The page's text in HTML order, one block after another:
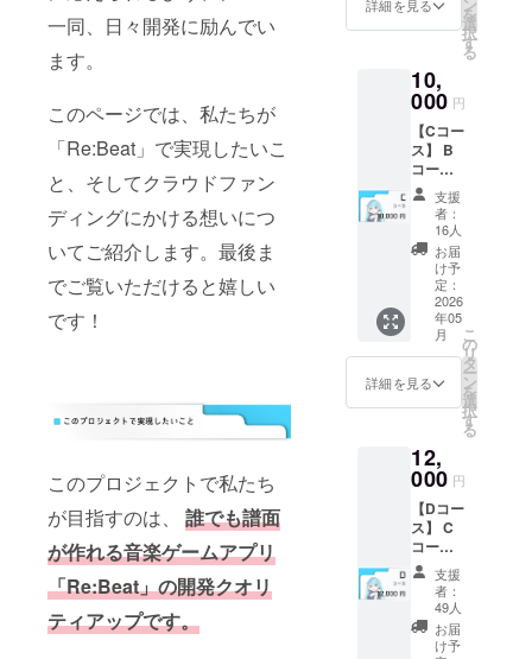
一同、日々開発に励んでい
ます。
このページでは、私たちが
「Re:Beat」で実現したいこ
と、そしてクラウドファン
ディングにかける想いにつ
いてご紹介します。最後ま
でご覧いただけると嬉しい
です！
このプロジェクトで私たち
が目指すのは、 誰でも譜面
が作れる音楽ゲームアプリ
「Re:Beat」の開発クオリ
ティアップです。
す。 ・
シアン
・マゼ
ンタ (ピ
ンク) ・
イエ
ロー (黄
たコー
《リ
ターン
内容》
■ キャ
ラク
ターか
らのお
礼メッ
セージ
（3種類
から1
つ） ■
ゲーム
内にお
名前を
クレ
ジット
ンディ
ング限
コン ※
お礼
メッ
セージ
はメイ
ンキャ
ラク
ターの3
詳細を見る ン
を
選
択
す
る
10,
000 円
【Cコー
ス】 B
コース
に限定
壁紙・
専用称
号を追
加した
デジタ
ル特化
のコー
スで
す。
《リ
ターン
ラク
ターか
らのお
礼メッ
セージ
（3種類
から1
つ） ■
ゲーム
内にお
名前を
支援
者：
16人
お届
け予
定：
2026
年05
月
詳細を見る
こ
の
リ
タ
ー
ン
を
選
択
す
る
12,
000 円
【Dコー
ス】 C
コース
にポス
トカー
ド・設
定資料
冊子を
支援
者：
49人
お届
け予